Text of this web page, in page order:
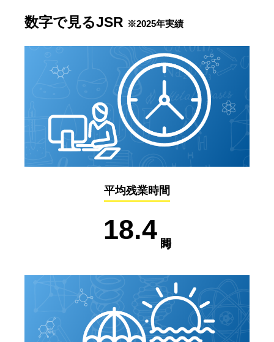
数字で見るJSR ※2025年実績
平均残業時間
18.4